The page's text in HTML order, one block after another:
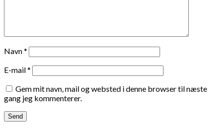
Navn*
E-mail*
Gem mit navn, mail og websted i denne browser til næste
gang jeg kommenterer.